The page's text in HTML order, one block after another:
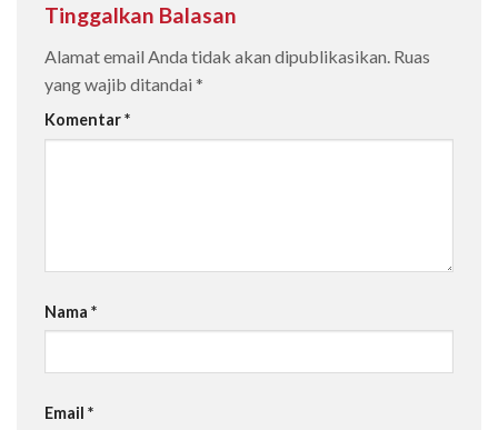
Tinggalkan Balasan
Alamat email Anda tidak akan dipublikasikan. Ruas
yang wajib ditandai *
Komentar*
Nama *
Email *